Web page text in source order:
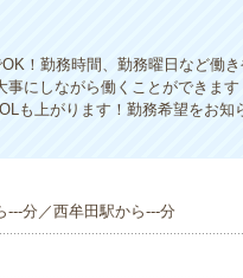
！勤務時間、勤務曜日など働
にしながら働くことができま
も上がります！勤務希望をお
---分／西牟田駅から---分